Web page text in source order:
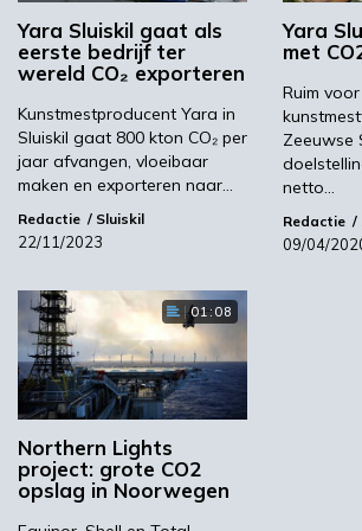
Aanzienlijke hoeveelheden
hergebruikt bij de productie van
als ingrediënt voor frisdrank en
doeleinden, zoals ureum en
zuivere oplossing op basis van
dieselmotoren. Vanaf begin
ton zuivere CO in Nederland
afgevangen, gecomprimeerd en
gemaakt, en vervolgens
meter onder de zeebodem voor
Øygarden.
“Dit brengt ons een stap verder
van koolstofvrije
de levering van schone ammoniak
brandstof- en energieproductie”,
Tore Holsether, CEO Yara
Yara Sluiskil gaat als
eerste bedrijf ter
wereld CO₂ exporteren
Kunstmestproducent Yara in
Sluiskil gaat 800 kton CO₂ per
jaar afvangen, vloeibaar
maken en exporteren naar…
Redactie Sluiskil
22/11/2023
Yara
met
Ruim
Zeeuwse
netto…
Redactie
09/04/
01:08
Northern Lights
project: grote CO2
opslag in Noorwegen